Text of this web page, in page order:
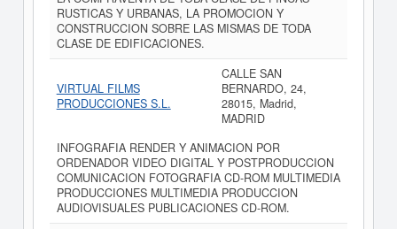
RUSTICAS Y URBANAS, LA PROMOCION Y
CONSTRUCCION SOBRE LAS MISMAS DE TODA
CLASE DE EDIFICACIONES.
VIRTUAL FILMS
PRODUCCIONES S.L.
CALLE SAN
BERNARDO, 24,
28015, Madrid,
MADRID
INFOGRAFIA RENDER Y ANIMACION POR
ORDENADOR VIDEO DIGITAL Y POSTPRODUCCION
COMUNICACION FOTOGRAFIA CD-ROM MULTIMEDIA
PRODUCCIONES MULTIMEDIA PRODUCCION
AUDIOVISUALES PUBLICACIONES CD-ROM.